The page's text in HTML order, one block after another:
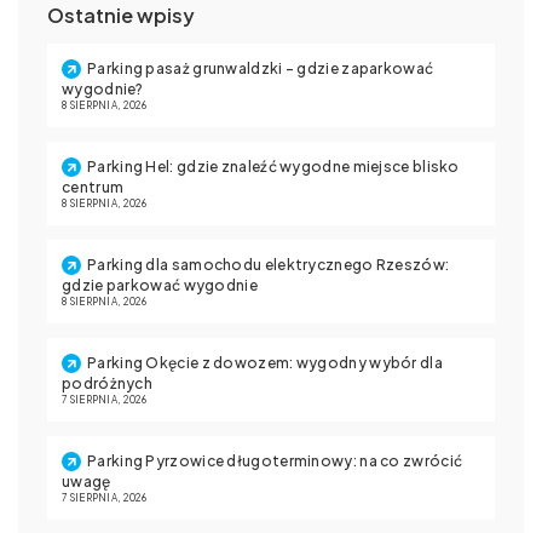
Ostatnie wpisy
Parking pasaż grunwaldzki – gdzie zaparkować
wygodnie?
8 SIERPNIA, 2026
Parking Hel: gdzie znaleźć wygodne miejsce blisko
centrum
8 SIERPNIA, 2026
Parking dla samochodu elektrycznego Rzeszów:
gdzie parkować wygodnie
8 SIERPNIA, 2026
Parking Okęcie z dowozem: wygodny wybór dla
podróżnych
7 SIERPNIA, 2026
Parking Pyrzowice długoterminowy: na co zwrócić
uwagę
7 SIERPNIA, 2026